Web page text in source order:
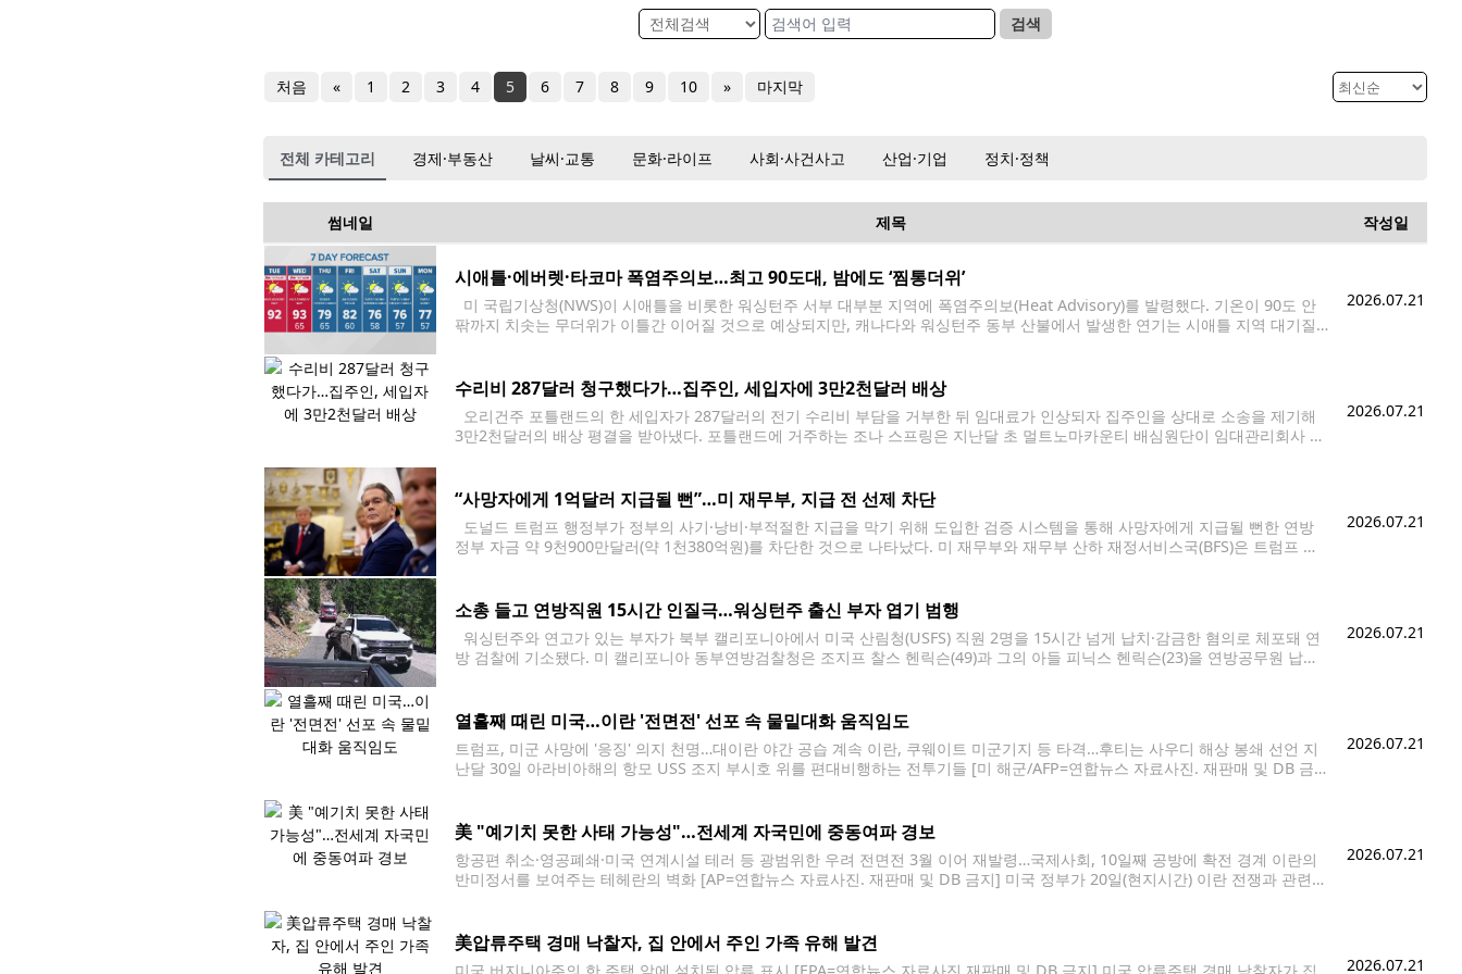
검색
처음 « 1 2 3 4 5 6 7 8 9 10 » 마지막
전체 카테고리 경제·부동산 날씨·교통 문화·라이프 사회·사건사고 산업·기업 정치·정책
썸네일 제목 작성일
시애틀·에버렛·타코마 폭염주의보…최고 90도대, 밤에도 ‘찜통더위’
미 국립기상청(NWS)이 시애틀을 비롯한 워싱턴주 서부 대부분 지역에 폭염주의보(Heat Advisory)를 발령했다. 기온이 90도 안
팎까지 치솟는 무더위가 이틀간 이어질 것으로 예상되지만, 캐나다와 워싱턴주 동부 산불에서 발생한 연기는 시애틀 지역 대기질
2026.07.21
수리비 287달러 청구했다가…집주인, 세입자에 3만2천달러 배상
오리건주 포틀랜드의 한 세입자가 287달러의 전기 수리비 부담을 거부한 뒤 임대료가 인상되자 집주인을 상대로 소송을 제기해
3만2천달러의 배상 평결을 받아냈다. 포틀랜드에 거주하는 조나 스프링은 지난달 초 멀트노마카운티 배심원단이 임대관리회사 에
2026.07.21
“사망자에게 1억달러 지급될 뻔”…미 재무부, 지급 전 선제 차단
도널드 트럼프 행정부가 정부의 사기·낭비·부적절한 지급을 막기 위해 도입한 검증 시스템을 통해 사망자에게 지급될 뻔한 연방
정부 자금 약 9천900만달러(약 1천380억원)를 차단한 것으로 나타났다. 미 재무부와 재무부 산하 재정서비스국(BFS)은 트럼프 대
2026.07.21
소총 들고 연방직원 15시간 인질극…워싱턴주 출신 부자 엽기 범행
워싱턴주와 연고가 있는 부자가 북부 캘리포니아에서 미국 산림청(USFS) 직원 2명을 15시간 넘게 납치·감금한 혐의로 체포돼 연
방 검찰에 기소됐다. 미 캘리포니아 동부연방검찰청은 조지프 찰스 헨릭슨(49)과 그의 아들 피닉스 헨릭슨(23)을 연방공무원 납치
2026.07.21
열흘째 때린 미국…이란 '전면전' 선포 속 물밑대화 움직임도
트럼프, 미군 사망에 '응징' 의지 천명…대이란 야간 공습 계속 이란, 쿠웨이트 미군기지 등 타격…후티는 사우디 해상 봉쇄 선언 지
난달 30일 아라비아해의 항모 USS 조지 부시호 위를 편대비행하는 전투기들 [미 해군/AFP=연합뉴스 자료사진. 재판매 및 DB 금
2026.07.21
美 "예기치 못한 사태 가능성"…전세계 자국민에 중동여파 경보
항공편 취소·영공폐쇄·미국 연계시설 테러 등 광범위한 우려 전면전 3월 이어 재발령…국제사회, 10일째 공방에 확전 경계 이란의
반미정서를 보여주는 테헤란의 벽화 [AP=연합뉴스 자료사진. 재판매 및 DB 금지] 미국 정부가 20일(현지시간) 이란 전쟁과 관련해
2026.07.21
美압류주택 경매 낙찰자, 집 안에서 주인 가족 유해 발견
2026.07.21